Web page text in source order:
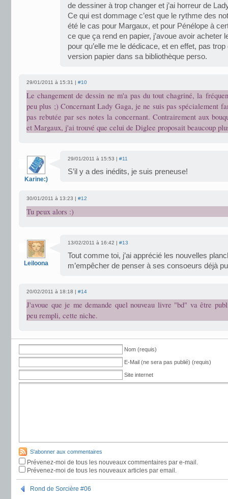
de dessiner à trop changer et j’ai horreur de
Ce qui est dommage c’est que le rythme des
été le cas pour Margaux, et pour Pénélope à
ce que ça rend en papier, j’avoue avoir acheter
pour qu’elle me le dédicace, et en effet, pas trop
version papier dans sa bibliothèque perso.
29/01/2011 à 15:31 | #10
Le changement de dessin ne m'a pas du tout chagriné, la
peu plus ;) Concernant Lady Gaga, je ne suis pas spécialement
pas rebutée par ses notes la concernant. Contrairement aux
et Margaux, j'ai trouvé que celui de Diglee proposait beaucoup
Karine:)
29/01/2011 à 15:53 | #11
S’il y a des inédits, je suis preneuse!
30/01/2011 à 13:23 | #12
Tu peux alors :)
Leiloona
13/02/2011 à 16:42 | #13
Tout comme toi, j’ai apprécié les nouvelles
m’empêcher de penser à ses consoeurs déjà
20/02/2011 à 18:18 | #14
J'avoue que je me demande quel nouveau livre "bd" va être
peu rempli, cette niche.
Nom (requis)
E-Mail (ne sera pas publié) (requis)
Site internet
S'abonner aux commentaires
Prévenez-moi de tous les nouveaux commentaires par e-mail.
Prévenez-moi de tous les nouveaux articles par email.
Rond de Sorcière #06